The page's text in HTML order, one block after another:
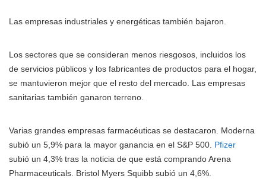
Las empresas industriales y energéticas también bajaron.
Los sectores que se consideran menos riesgosos, incluidos los
de servicios públicos y los fabricantes de productos para el hogar,
se mantuvieron mejor que el resto del mercado. Las empresas
sanitarias también ganaron terreno.
Varias grandes empresas farmacéuticas se destacaron. Moderna
subió un 5,9% para la mayor ganancia en el S&P 500. Pfizer
subió un 4,3% tras la noticia de que está comprando Arena
Pharmaceuticals. Bristol Myers Squibb subió un 4,6%.